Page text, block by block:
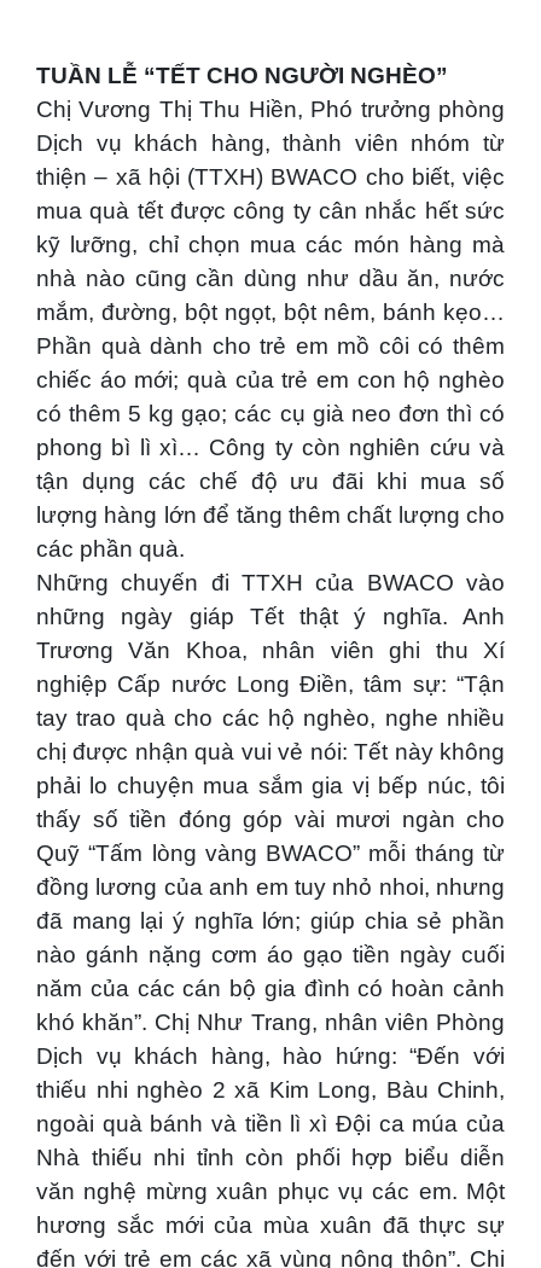
TUẦN LỄ “TẾT CHO NGƯỜI NGHÈO”
Chị Vương Thị Thu Hiền, Phó trưởng phòng
Dịch vụ khách hàng, thành viên nhóm từ
thiện – xã hội (TTXH) BWACO cho biết, việc
mua quà tết được công ty cân nhắc hết sức
kỹ lưỡng, chỉ chọn mua các món hàng mà
nhà nào cũng cần dùng như dầu ăn, nước
mắm, đường, bột ngọt, bột nêm, bánh kẹo…
Phần quà dành cho trẻ em mồ côi có thêm
chiếc áo mới; quà của trẻ em con hộ nghèo
có thêm 5 kg gạo; các cụ già neo đơn thì có
phong bì lì xì… Công ty còn nghiên cứu và
tận dụng các chế độ ưu đãi khi mua số
lượng hàng lớn để tăng thêm chất lượng cho
các phần quà.
Những chuyến đi TTXH của BWACO vào
những ngày giáp Tết thật ý nghĩa. Anh
Trương Văn Khoa, nhân viên ghi thu Xí
nghiệp Cấp nước Long Điền, tâm sự: “Tận
tay trao quà cho các hộ nghèo, nghe nhiều
chị được nhận quà vui vẻ nói: Tết này không
phải lo chuyện mua sắm gia vị bếp núc, tôi
thấy số tiền đóng góp vài mươi ngàn cho
Quỹ “Tấm lòng vàng BWACO” mỗi tháng từ
đồng lương của anh em tuy nhỏ nhoi, nhưng
đã mang lại ý nghĩa lớn; giúp chia sẻ phần
nào gánh nặng cơm áo gạo tiền ngày cuối
năm của các cán bộ gia đình có hoàn cảnh
khó khăn”. Chị Như Trang, nhân viên Phòng
Dịch vụ khách hàng, hào hứng: “Đến với
thiếu nhi nghèo 2 xã Kim Long, Bàu Chinh,
ngoài quà bánh và tiền lì xì Đội ca múa của
Nhà thiếu nhi tỉnh còn phối hợp biểu diễn
văn nghệ mừng xuân phục vụ các em. Một
hương sắc mới của mùa xuân đã thực sự
đến với trẻ em các xã vùng nông thôn”. Chị